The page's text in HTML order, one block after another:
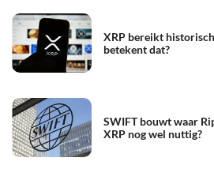
XRP bereikt
betekent dat?
SWIFT bouwt waar
XRP nog wel nuttig?